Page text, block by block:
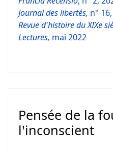
Journal des libertés, n°
Revue d'histoire du XIXe
Lectures, mai 2022
Pensée de la
l'inconscient